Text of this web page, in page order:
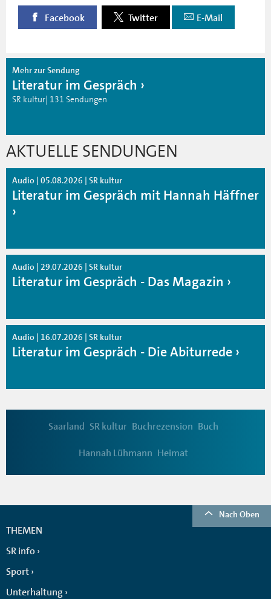
Facebook Twitter E-Mail
Mehr zur Sendung
Literatur im Gespräch
SR kultur| 131 Sendungen
AKTUELLE SENDUNGEN
Audio | 05.08.2026 | SR kultur
Literatur im Gespräch mit Hannah Häffner
Audio | 29.07.2026 | SR kultur
Literatur im Gespräch - Das Magazin
Audio | 16.07.2026 | SR kultur
Literatur im Gespräch - Die Abiturrede
Saarland SR kultur Buchrezension Buch
Hannah Lühmann Heimat
Nach Oben
THEMEN
SR info
Sport
Unterhaltung